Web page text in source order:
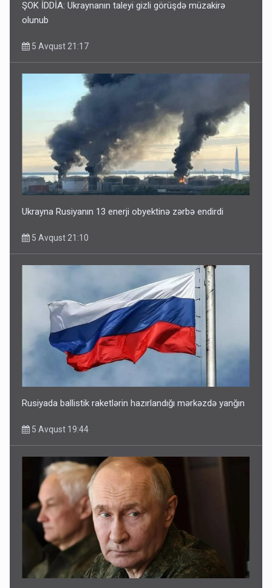
ŞOK İDDİA: Ukraynanın taleyi gizli görüşdə müzakirə
olunub
5 Avqust 21:17
Ukrayna Rusiyanın 13 enerji obyektinə zərbə endirdi
5 Avqust 21:10
Rusiyada ballistik raketlərin hazırlandığı mərkəzdə yanğın
5 Avqust 19:44